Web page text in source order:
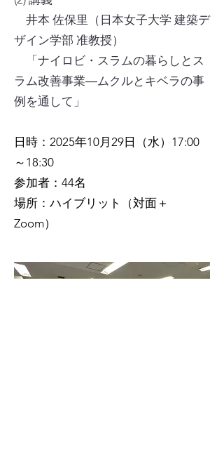
井本 佐保里（ 日本女子大学 建築デ
ザイン学部 准教授）
「ナイロビ・スラムの暮らしとス
ラム改善事業―ムクルとキベラの事
例を通して」
日時：2025年10月29日（水）17:00
～18:30
​参加者：44名
場所：ハイブリット（対面＋
Zoom）